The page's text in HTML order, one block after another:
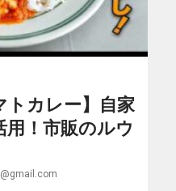
トカレー】自家
！市販のルウ